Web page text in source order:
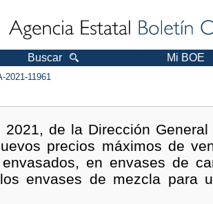
Buscar Mi BOE
2021-11961
de la Dirección
precios máximos de
en envases de
envases de mezcla para